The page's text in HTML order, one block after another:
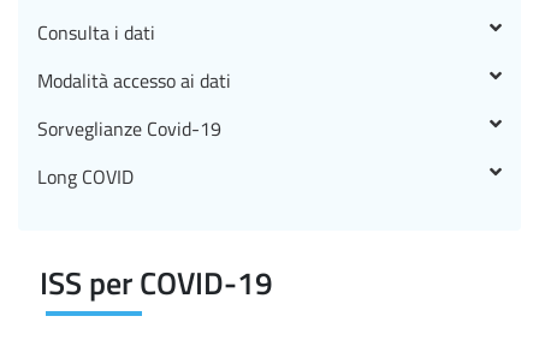
ISS per COVID-19
Consulta i dati
Modalità accesso ai dati
Sorveglianze Covid-19
Long COVID